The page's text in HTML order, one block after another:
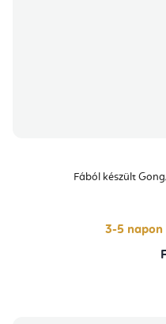
Fából készült
3-5 napon